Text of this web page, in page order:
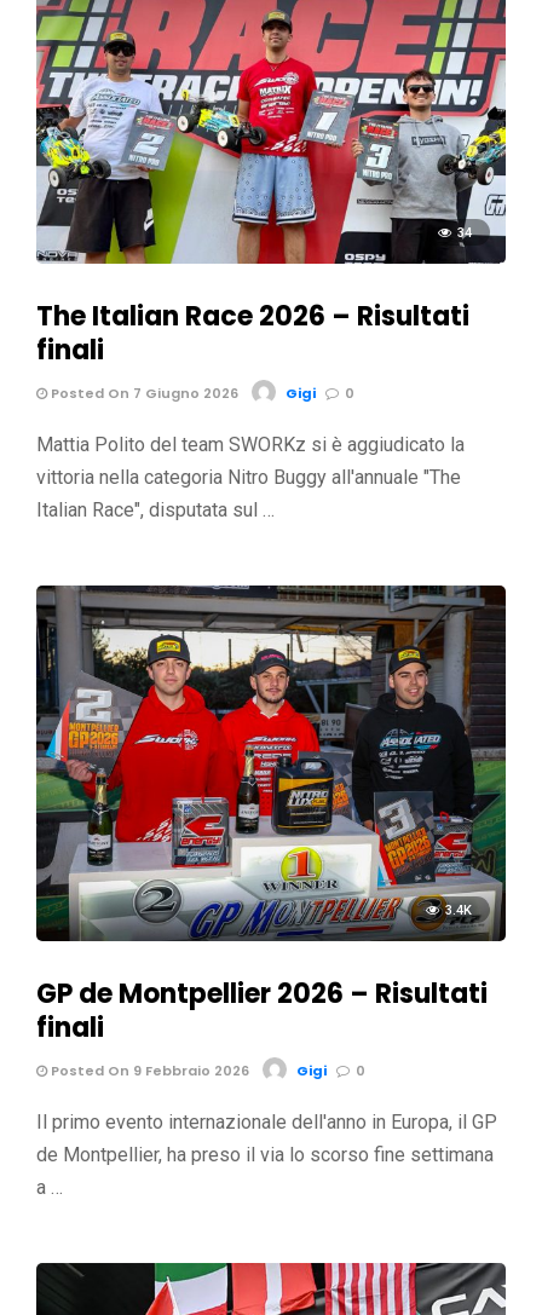
34
The Italian Race 2026 – Risultati
finali
Posted On 7 Giugno 2026 Gigi 0
Mattia Polito del team SWORKz si è aggiudicato la
vittoria nella categoria Nitro Buggy all'annuale "The
Italian Race", disputata sul …
3.4K
GP de Montpellier 2026 – Risultati
finali
Posted On 9 Febbraio 2026 Gigi 0
Il primo evento internazionale dell'anno in Europa, il GP
de Montpellier, ha preso il via lo scorso fine settimana
a …